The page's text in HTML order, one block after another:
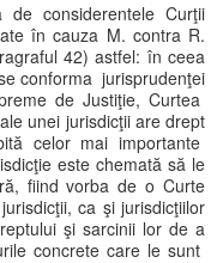
de considerentele Curţii
în cauza M. contra R.
42) astfel: în ceea
conforma jurisprudenţei
de Justiţie, Curtea
unei jurisdicţii are drept
celor mai importante
este chemată să le
fiind vorba de o Curte
ca şi jurisdicţiilor
şi sarcinii lor de a
concrete care le sunt